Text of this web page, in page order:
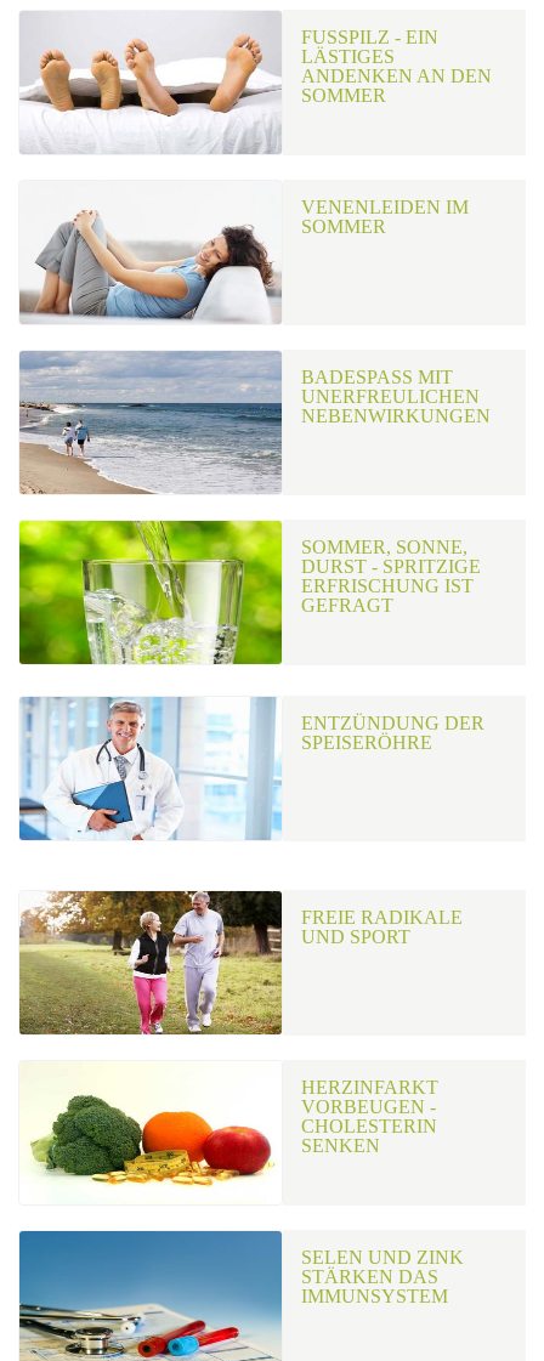
FUSSPILZ - EIN L
ÄSTIGES A
NDENKEN AN DEN S
OMMER
VENENLEIDEN IM
SOMMER
BADESPASS MIT U
NERFREULICHEN N
EBENWIRKUNGEN
SOMMER, SONNE,
DURST - SPRITZIGE
ERFRISCHUNG IST
GEFRAGT
ENTZÜNDUNG DER
SPEISERÖHRE
FREIE RADIKALE
UND SPORT
HERZINFARKT
VORBEUGEN -
CHOLESTERIN
SENKEN
SELEN UND ZINK
STÄRKEN DAS
IMMUNSYSTEM